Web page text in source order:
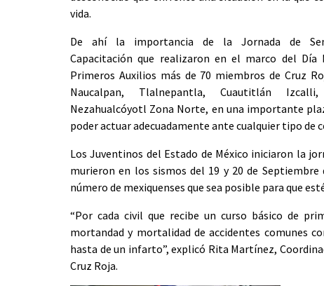
vida.
De ahí la importancia de la Jornada de
Capacitación que realizaron en el marco del Día
Primeros Auxilios más de 70 miembros de Cruz
Naucalpan, Tlalnepantla, Cuautitlán
Nezahualcóyotl Zona Norte, en una importante
poder actuar adecuadamente ante cualquier tipo de
Los Juventinos del Estado de México iniciaron la
murieron en los sismos del 19 y 20 de
número de mexiquenses que sea posible para que
“Por cada civil que recibe un curso básico de
mortandad y mortalidad de accidentes comunes
hasta de un infarto”, explicó Rita Martínez,
Cruz Roja.